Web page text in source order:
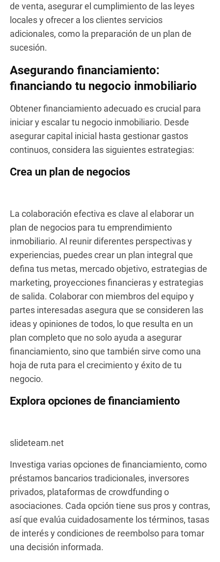
de venta, asegurar el cumplimiento de las leyes
locales y ofrecer a los clientes servicios
adicionales, como la preparación de un plan de
sucesión.
Asegurando financiamiento:
financiando tu negocio inmobiliario
Obtener financiamiento adecuado es crucial para
iniciar y escalar tu negocio inmobiliario. Desde
asegurar capital inicial hasta gestionar gastos
continuos, considera las siguientes estrategias:
Crea un plan de negocios
La colaboración efectiva es clave al elaborar un
plan de negocios para tu emprendimiento
inmobiliario. Al reunir diferentes perspectivas y
experiencias, puedes crear un plan integral que
defina tus metas, mercado objetivo, estrategias de
marketing, proyecciones financieras y estrategias
de salida. Colaborar con miembros del equipo y
partes interesadas asegura que se consideren las
ideas y opiniones de todos, lo que resulta en un
plan completo que no solo ayuda a asegurar
financiamiento, sino que también sirve como una
hoja de ruta para el crecimiento y éxito de tu
negocio.
Explora opciones de financiamiento
slideteam.net
Investiga varias opciones de financiamiento, como
préstamos bancarios tradicionales, inversores
privados, plataformas de crowdfunding o
asociaciones. Cada opción tiene sus pros y contras,
así que evalúa cuidadosamente los términos, tasas
de interés y condiciones de reembolso para tomar
una decisión informada.